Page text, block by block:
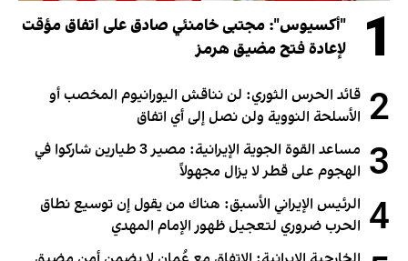
1
"أكسيوس": مجتبى خامنئي صادق على اتفاق مؤقت
لإعادة فتح مضيق هرمز
2 قائد الحرس الثوري: لن نناقش اليورانيوم المخصب أو
الأسلحة النووية ولن نصل إلى أي اتفاق
3
مساعد القوة الجوية الإيرانية: مصير 3 طيارين شاركوا في
الهجوم على قطر لا يزال مجهولاً
4 الرئيس الإيراني الأسبق: هناك من يقول إن توسيع نطاق
الحرب ضروري لتعجيل ظهور الإمام المهدي